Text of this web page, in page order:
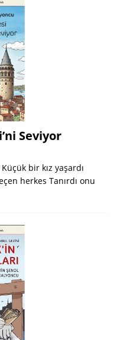
Seviyor
bir kız yaşardı
herkes Tanırdı onu